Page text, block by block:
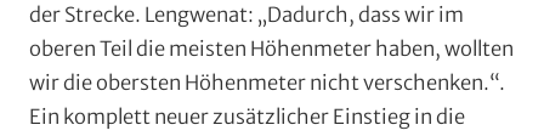
der Strecke. Lengwenat: „Dadurch, dass wir im
oberen Teil die meisten Höhenmeter haben, wollten
wir die obersten Höhenmeter nicht verschenken.“.
Ein komplett neuer zusätzlicher Einstieg in die